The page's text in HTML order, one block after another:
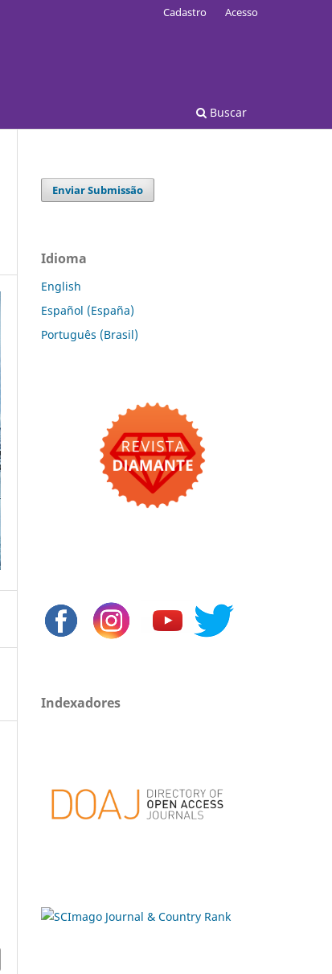
Buscar
Cadastro Acesso
Enviar Submissão
Idioma
English
Español (España)
Português (Brasil)
Indexadores